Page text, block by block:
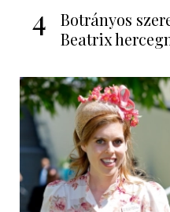
4
Botrányos
Beatrix